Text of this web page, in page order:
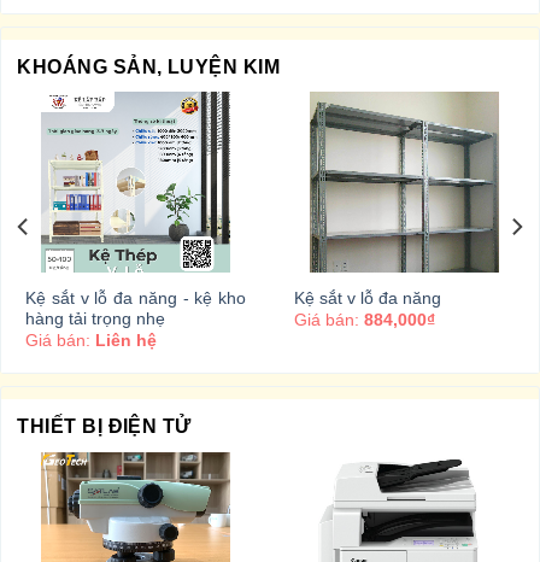
KHOÁNG SẢN, LUYỆN KIM
Kệ sắt v lỗ đa năng - kệ kho
hàng tải trọng nhẹ
Giá bán: Liên hệ
Kệ sắt v lỗ đa năng
Giá bán: 884,000₫
THIẾT BỊ ĐIỆN TỬ